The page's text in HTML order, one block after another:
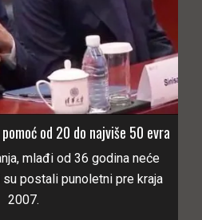
od 20 do najviše 50 evra
mlađi od 36 godina neće
postali punoletni pre kraja
2007.